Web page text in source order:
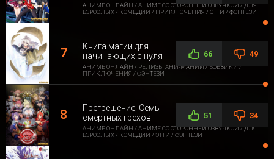
АНИМЕ ОНЛАЙН / АНИМЕ СО СТОРОННЕЙ ОЗВУЧКОЙ / ДЛЯ
ВЗРОСЛЫХ / КОМЕДИИ / ПРИКЛЮЧЕНИЯ / ЭТТИ / ФЭНТЕЗИ
Книга магии для
начинающих с нуля
АНИМЕ ОНЛАЙН / РЕЛИЗЫ АНИ-МАНИИ / БОЕВИКИ /
ПРИКЛЮЧЕНИЯ / ФЭНТЕЗИ
66 49
Прегрешение: Семь
смертных грехов
АНИМЕ ОНЛАЙН / АНИМЕ СО СТОРОННЕЙ ОЗВУЧКОЙ / ДЛЯ
ВЗРОСЛЫХ / КОМЕДИИ / ЭТТИ / ФЭНТЕЗИ
51 34